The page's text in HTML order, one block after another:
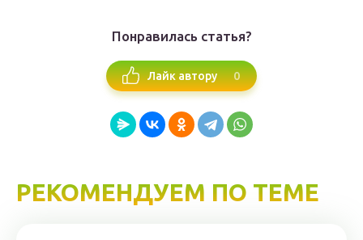
Понравилась статья?
Лайк автору 0
РЕКОМЕНДУЕМ ПО ТЕМЕ